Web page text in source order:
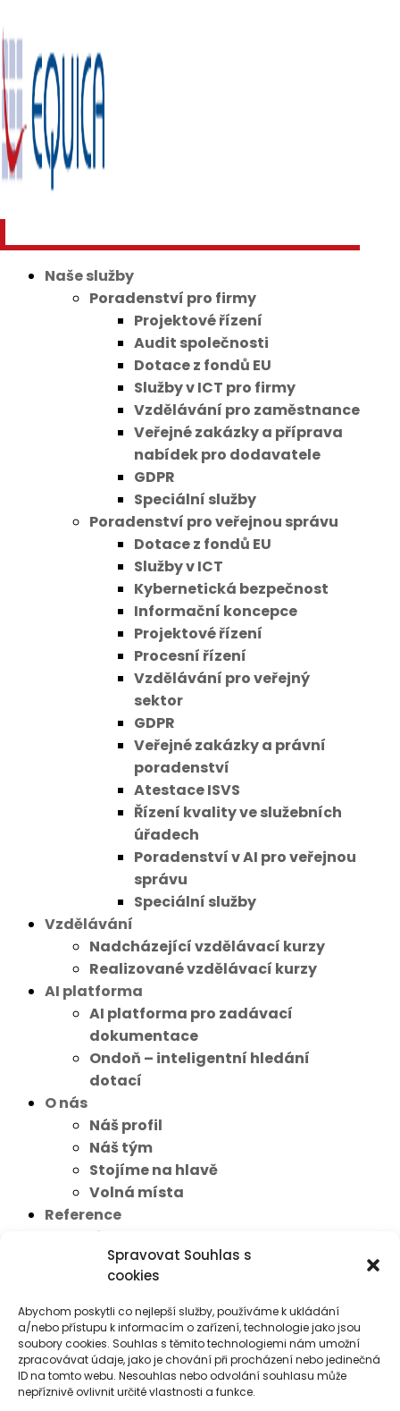
Spravovat Souhlas s
cookies
Abychom poskytli co nejlepší služby, používáme k ukládání
a/nebo přístupu k informacím o zařízení, technologie jako jsou
soubory cookies. Souhlas s těmito technologiemi nám umožní
zpracovávat údaje, jako je chování při procházení nebo jedinečná
ID na tomto webu. Nesouhlas nebo odvolání souhlasu může
nepříznivě ovlivnit určité vlastnosti a funkce.
Naše služby
Poradenství pro firmy
Projektové řízení
Audit společnosti
Dotace z fondů EU
Služby v ICT pro firmy
Vzdělávání pro zaměstnance
Veřejné zakázky a příprava
nabídek pro dodavatele
GDPR
Speciální služby
Poradenství pro veřejnou správu
Dotace z fondů EU
Služby v ICT
Kybernetická bezpečnost
Informační koncepce
Projektové řízení
Procesní řízení
Vzdělávání pro veřejný
sektor
GDPR
Veřejné zakázky a právní
poradenství
Atestace ISVS
Řízení kvality ve služebních
úřadech
Poradenství v AI pro veřejnou
správu
Speciální služby
Vzdělávání
Nadcházející vzdělávací kurzy
Realizované vzdělávací kurzy
AI platforma
AI platforma pro zadávací
dokumentace
Ondoň – inteligentní hledání
dotací
O nás
Náš profil
Náš tým
Stojíme na hlavě
Volná místa
Reference
Aktuality
Aktuality Zpracování žádosti k projektu "IZS
Zlínského kraje"
Zpracování žádosti k